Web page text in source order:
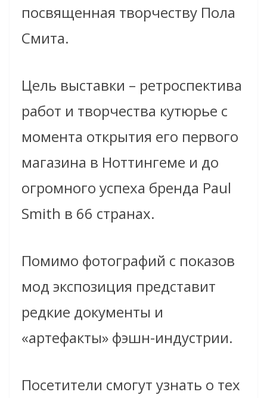
посвященная творчеству Пола
Смита.
Цель выставки – ретроспектива
работ и творчества кутюрье с
момента открытия его первого
магазина в Ноттингеме и до
огромного успеха бренда Paul
Smith в 66 странах.
Помимо фотографий с показов
мод экспозиция представит
редкие документы и
«артефакты» фэшн-индустрии.
Посетители смогут узнать о тех